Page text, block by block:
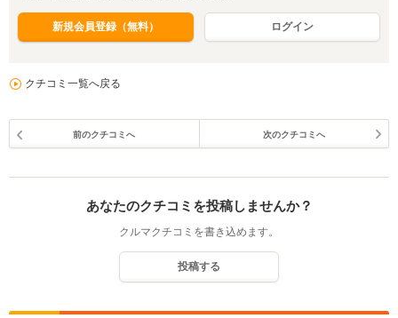
新規会員登録（無料） ログイン
クチコミ一覧へ戻る
前のクチコミへ 次のクチコミへ
あなたのクチコミを投稿しませんか？
クルマクチコミを書き込めます。
投稿する